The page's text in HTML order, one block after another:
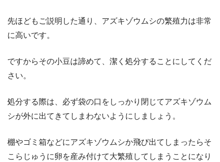
先ほどもご説明した通り、アズキゾウムシの繁殖力は非常
に高いです。
ですからその小豆は諦めて、潔く処分することにしてくだ
さい。
処分する際は、必ず袋の口をしっかり閉じてアズキゾウム
シが外に出てきてしまわないようにしましょう。
棚やゴミ箱などにアズキゾウムシか飛び出てしまったらそ
こらじゅうに卵を産み付けて大繁殖してしまうことになり